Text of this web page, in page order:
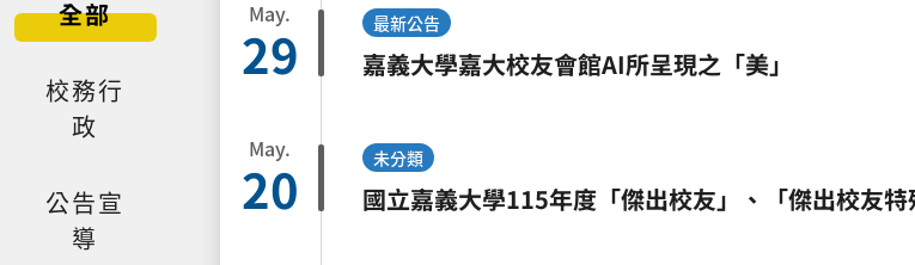
全部
校務行
政
公告宣
導
May.
29 最新公告
嘉義大學嘉大校友會館AI所呈現之「美」
May.
20 未分類